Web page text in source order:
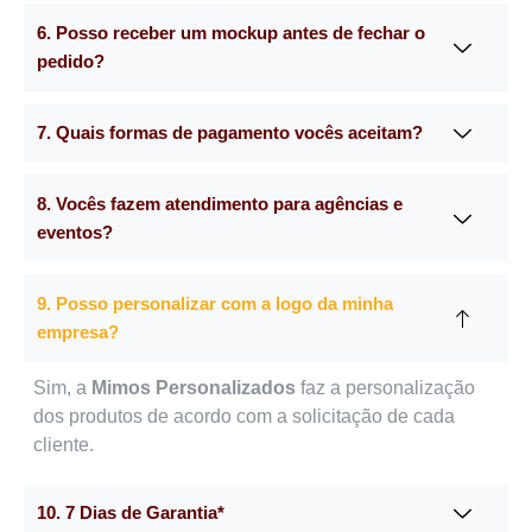
6. Posso receber um mockup antes de fechar o
pedido?
7. Quais formas de pagamento vocês aceitam?
8. Vocês fazem atendimento para agências e
eventos?
9. Posso personalizar com a logo da minha
empresa?
Sim, a Mimos Personalizados faz a personalização
dos produtos de acordo com a solicitação de cada
cliente.
10. 7 Dias de Garantia*